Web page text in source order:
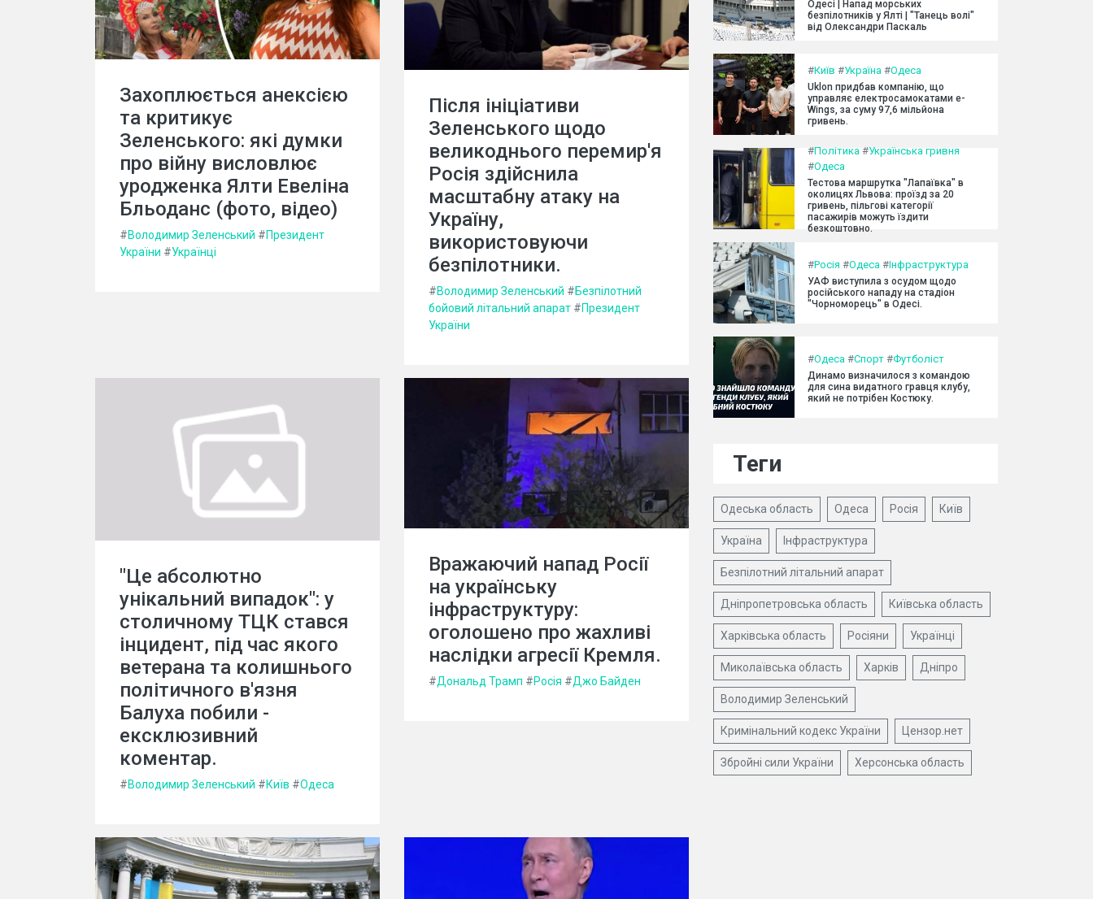
Захоплюється анексією
та критикує
Зеленського: які думки
про війну висловлює
уродженка Ялти Евеліна
Бльоданс (фото, відео)
#Володимир Зеленський #Президент
України #Українці
Після ініціативи
Зеленського щодо
великоднього перемир'я
Росія здійснила
масштабну атаку на
Україну,
використовуючи
безпілотники.
#Володимир Зеленський #Безпілотний
бойовий літальний апарат #Президент
України
"Це абсолютно
унікальний випадок": у
столичному ТЦК стався
інцидент, під час якого
ветерана та колишнього
політичного в'язня
Балуха побили -
ексклюзивний
коментар.
#Володимир Зеленський #Київ #Одеса
Вражаючий напад Росії
на українську
інфраструктуру:
оголошено про жахливі
наслідки агресії Кремля.
#Дональд Трамп #Росія #Джо Байден
Одесі | Напад морських
безпілотників у Ялті | "Танець волі"
від Олександри Паскаль
#Київ #Україна #Одеса
Uklon придбав компанію, що
управляє електросамокатами e-
Wings, за суму 97,6 мільйона
гривень.
#Політика #Українська гривня
#Одеса
Тестова маршрутка "Лапаївка" в
околицях Львова: проїзд за 20
гривень, пільгові категорії
пасажирів можуть їздити
безкоштовно.
#Росія #Одеса #Інфраструктура
УАФ виступила з осудом щодо
російського нападу на стадіон
"Чорноморець" в Одесі.
#Одеса #Спорт #Футболіст
Динамо визначилося з командою
для сина видатного гравця клубу,
який не потрібен Костюку.
Теги
Одеська область Одеса Росія Київ
Україна Інфраструктура
Безпілотний літальний апарат
Дніпропетровська область Київська область
Харківська область Росіяни Українці
Миколаївська область Харків Дніпро
Володимир Зеленський
Кримінальний кодекс України Цензор.нет
Збройні сили України Херсонська область